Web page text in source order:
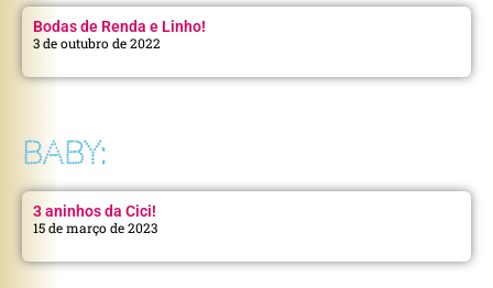
Bodas de Renda e Linho!
3 de outubro de 2022
BABY:
3 aninhos da Cici!
15 de março de 2023